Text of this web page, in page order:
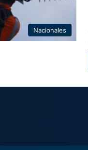
Nacionales